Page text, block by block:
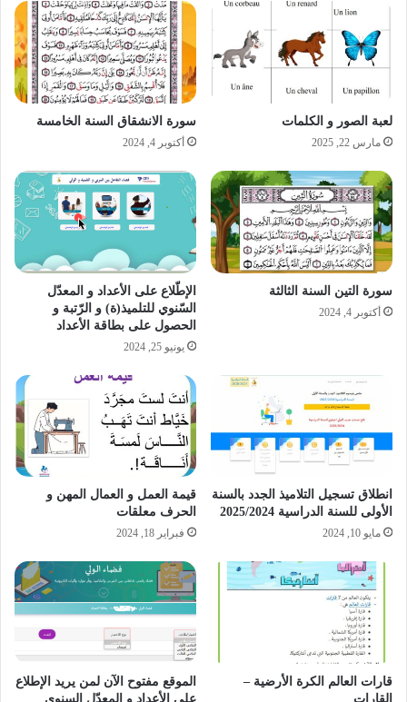
لعبة الصور و الكلمات
مارس 22, 2025
سورة الانشقاق السنة الخامسة
أكتوبر 4, 2024
سورة التين السنة الثالثة
أكتوبر 4, 2024
الإطّلاع على الأعداد و المعدّل
السّنوي للتلميذ(ة) و الرّتبة و
الحصول على بطاقة الأعداد
يونيو 25, 2024
انطلاق تسجيل التلاميذ الجدد بالسنة
الأولى للسنة الدراسية 2025/2024
مايو 10, 2024
قيمة العمل و العمال المهن و
الحرف معلقات
فبراير 18, 2024
قارات العالم الكرة الأرضية –
القارات
الموقع مفتوح الآن لمن يريد الإطلاع
على الأعداد و المعدّل السنوي